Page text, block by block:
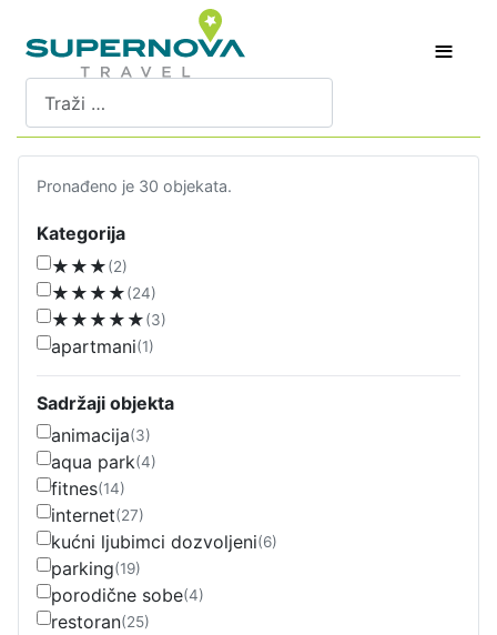
≡
Pretraži
Pronađeno je 30 objekata.
Kategorija
★★★(2)
★★★★(24)
★★★★★(3)
apartmani(1)
Sadržaji objekta
animacija(3)
aqua park(4)
fitnes(14)
internet(27)
kućni ljubimci dozvoljeni(6)
parking(19)
porodične sobe(4)
restoran(25)